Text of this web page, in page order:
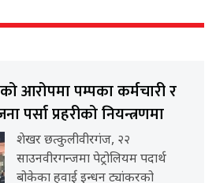
आरोपमा पम्पका कर्मचारी र
प्रहरीको नियन्त्रणमा
शेखर छत्कुलीवीरगंज, २२
साउनवीरगन्जमा पेट्रोलियम पदार्थ
बोकेका हवाई इन्धन ट्यांकरको